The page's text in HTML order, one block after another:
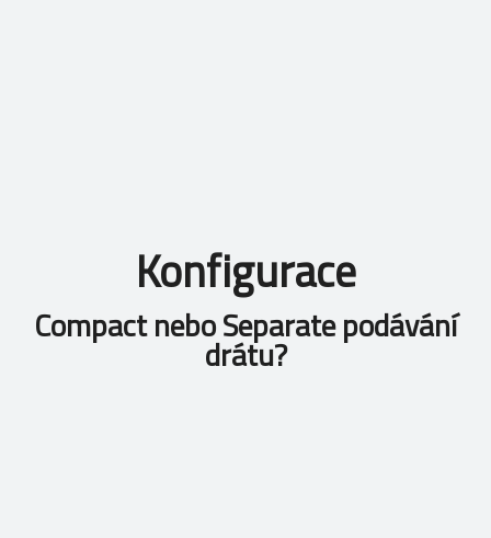
Konfigurace
Compact nebo Separate podávání
drátu?